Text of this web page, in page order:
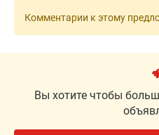
Комментарии к этому
Вы хотите чтобы